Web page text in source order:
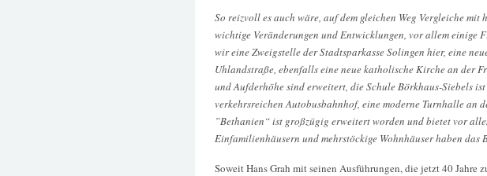
So reizvoll es auch wäre, auf dem gleichen Weg Vergleiche
wichtige Veränderungen und Entwicklungen, vor allem einige
wir eine Zweigstelle der Stadtsparkasse Solingen hier, eine
Uhlandstraße, ebenfalls eine neue katholische Kirche an der
und Aufderhöhe sind erweitert, die Schule Börkhaus-Siebels
verkehrsreichen Autobusbahnhof, eine moderne Turnhalle an
”Bethanien“ ist großzügig erweitert worden und bietet vor
Einfamilienhäusern und mehrstöckige Wohnhäuser haben das
Soweit Hans Grah mit seinen Ausführungen, die jetzt 40 Jahre